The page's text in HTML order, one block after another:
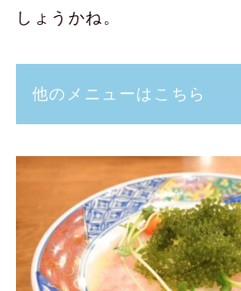
しょうかね。
他のメニューはこちら